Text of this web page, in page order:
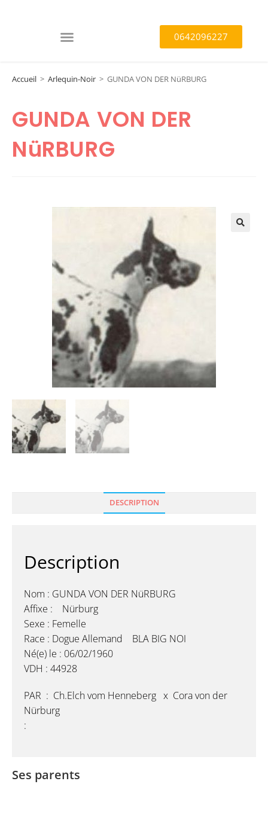
0642096227
Accueil > Arlequin-Noir > GUNDA VON DER NüRBURG
GUNDA VON DER
NüRBURG
DESCRIPTION
Description
Nom : GUNDA VON DER NüRBURG
Affixe : Nürburg
Sexe : Femelle
Race : Dogue Allemand BLA BIG NOI
Né(e) le : 06/02/1960
VDH : 44928
PAR : Ch.Elch vom Henneberg x Cora von der
Nürburg
:
Ses parents